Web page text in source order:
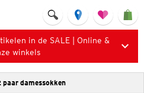
in de SALE | Online &
winkels
paar damessokken